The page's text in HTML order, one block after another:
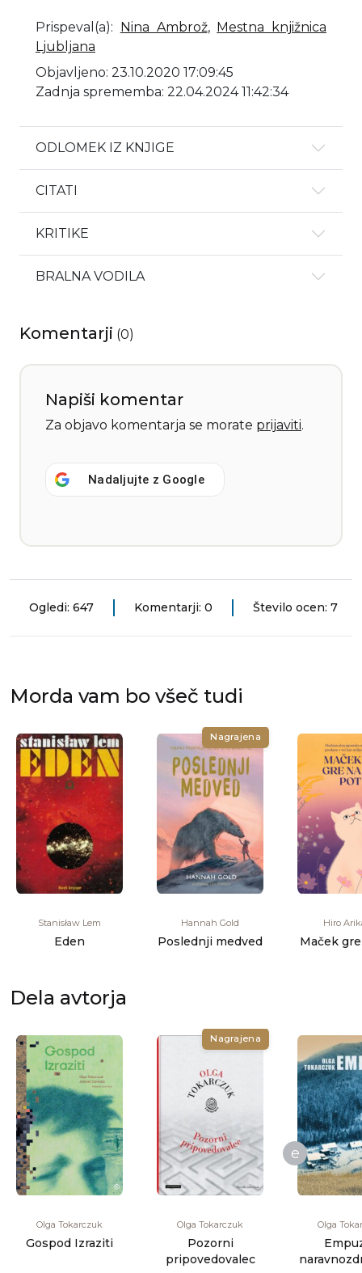
Prispeval(a): Nina Ambrož, Mestna knjižnica
Ljubljana
Objavljeno: 23.10.2020 17:09:45
Zadnja sprememba: 22.04.2024 11:42:34
ODLOMEK IZ KNJIGE
CITATI
KRITIKE
BRALNA VODILA
Komentarji (0)
Napiši komentar
Za objavo komentarja se morate prijaviti.
Nadaljujte z Google
Ogledi: 647 Komentarji: 0 Število ocen: 7
Morda vam bo všeč tudi
Stanisław Lem
Eden
Nagrajena
Hannah Gold
Poslednji medved
Hiro
Maček
Dela avtorja
Olga Tokarczuk
Gospod Izraziti
Nagrajena
Olga Tokarczuk
Pozorni
pripovedovalec
e
Olga